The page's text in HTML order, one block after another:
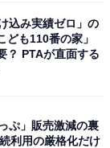
込み実績ゼロ」の
も110番の家」
？ PTAが直面する
ぷ」販売激減の裏
利用の厳格化だけ